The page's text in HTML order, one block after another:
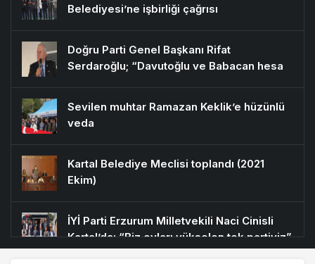
Belediyesi’ne işbirliği çağrısı
Doğru Parti Genel Başkanı Rifat
Serdaroğlu; “Davutoğlu ve Babacan hesap
Sevilen muhtar Ramazan Keklik’e hüzünlü
veda
Kartal Belediye Meclisi toplandı (2021
Ekim)
İYİ Parti Erzurum Milletvekili Naci Cinisli
Kartal’da: “Biz oyları yükselen tek partiyiz”